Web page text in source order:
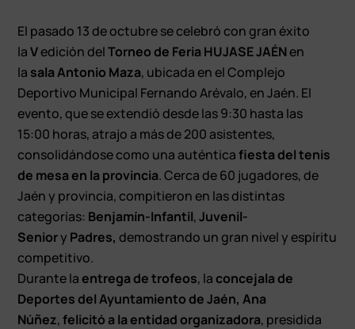
El pasado 13 de octubre se celebró con gran éxito
laVedición delTorneo de Feria HUJASE JAÉNen
la sala Antonio Maza, ubicada en el Complejo
Deportivo Municipal Fernando Arévalo, en Jaén. El
evento, que se extendió desde las 9:30 hasta las
15:00 horas, atrajo a más de 200 asistentes,
consolidándose como una auténticafiesta del tenis
de mesa en la provincia. Cerca de 60 jugadores, de
Jaén y provincia, compitieron en las distintas
categorías: Benjamín-Infantil,Juvenil-
Seniory Padres, demostrando un gran nivel y espíritu
competitivo.
Durante laentrega de trofeos, laconcejala de
Deportes del Ayuntamiento de Jaén, Ana
Núñez,felicitó a la entidad organizadora, presidida